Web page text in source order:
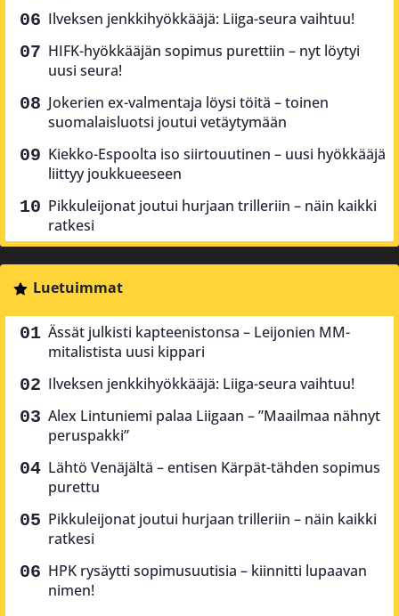
Ilveksen jenkkihyökkääjä: Liiga-seura vaihtuu!
HIFK-hyökkääjän sopimus purettiin – nyt löytyi
uusi seura!
Jokerien ex-valmentaja löysi töitä – toinen
suomalaisluotsi joutui vetäytymään
Kiekko-Espoolta iso siirtouutinen – uusi hyökkääjä
liittyy joukkueeseen
Pikkuleijonat joutui hurjaan trilleriin – näin kaikki
ratkesi
Luetuimmat
Ässät julkisti kapteenistonsa – Leijonien MM-
mitalistista uusi kippari
Ilveksen jenkkihyökkääjä: Liiga-seura vaihtuu!
Alex Lintuniemi palaa Liigaan – ”Maailmaa nähnyt
peruspakki”
Lähtö Venäjältä – entisen Kärpät-tähden sopimus
purettu
Pikkuleijonat joutui hurjaan trilleriin – näin kaikki
ratkesi
HPK rysäytti sopimusuutisia – kiinnitti lupaavan
nimen!